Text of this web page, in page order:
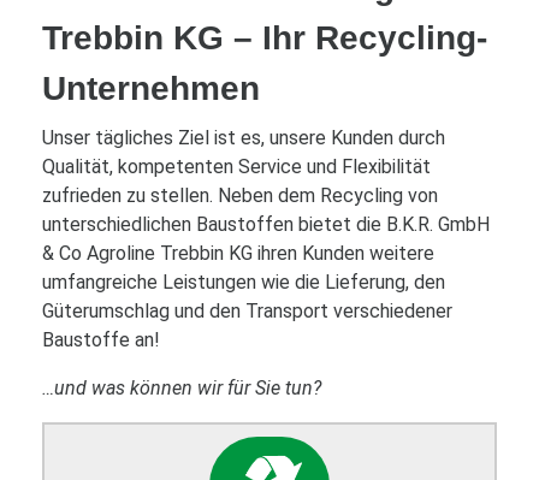
Trebbin KG – Ihr Recycling-
Unternehmen
Unser tägliches Ziel ist es, unsere Kunden durch
Qualität, kompetenten Service und Flexibilität
zufrieden zu stellen. Neben dem Recycling von
unterschiedlichen Baustoffen bietet die B.K.R. GmbH
& Co Agroline Trebbin KG ihren Kunden weitere
umfangreiche Leistungen wie die Lieferung, den
Güterumschlag und den Transport verschiedener
Baustoffe an!
…und was können wir für Sie tun?